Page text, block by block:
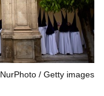
NurPhoto Getty images